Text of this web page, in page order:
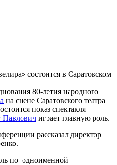
состоится в Саратовском
80-летия народного
на сцене Саратовского театра
показ спектакля
Павлович играет главную роль.
рассказал директор
по одноименной